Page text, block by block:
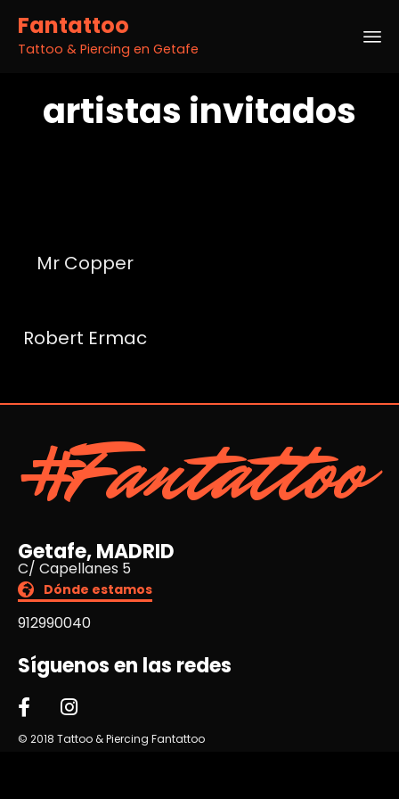
Fantattoo
Tattoo & Piercing en Getafe
artistas invitados
Mr Copper
Robert Ermac
#Fantattoo
Getafe, MADRID
C/ Capellanes 5
Dónde estamos
912990040
Síguenos en las redes
© 2018 Tattoo & Piercing Fantattoo